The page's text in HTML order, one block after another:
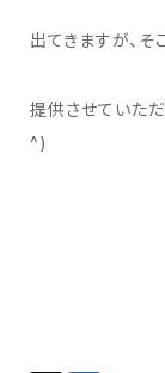
出てきますが、
提供させていた
^)